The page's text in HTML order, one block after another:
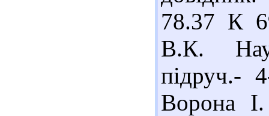
78.37 К
В.К.
підруч.-
Ворона